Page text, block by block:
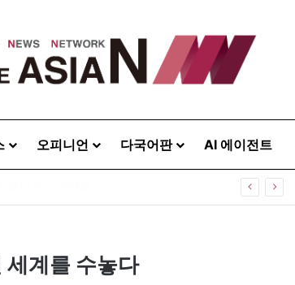
오피니언 다국어판 AI 에이전트
계를 수놓다